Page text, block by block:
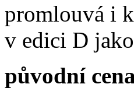
promlouvá i
v edici D
původní